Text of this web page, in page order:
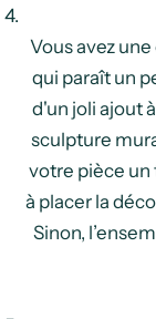
Vous avez
qui paraît un
d'un joli ajout
sculpture
votre pièce un
à placer la
Sinon,